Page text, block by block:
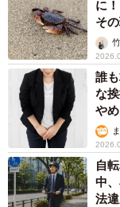
に
そ
誰
な
や
自
中
法